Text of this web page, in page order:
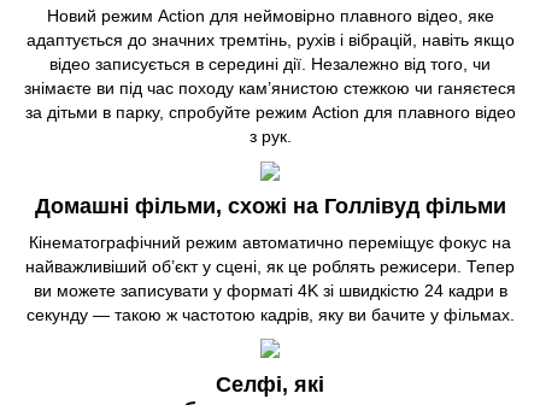
Новий режим Action для неймовірно плавного відео, яке
адаптується до значних тремтінь, рухів і вібрацій, навіть якщо
відео записується в середині дії. Незалежно від того, чи
знімаєте ви під час походу кам’янистою стежкою чи ганяєтеся
за дітьми в парку, спробуйте режим Action для плавного відео
з рук.
Домашні фільми, схожі на Голлівуд фільми
Кінематографічний режим автоматично переміщує фокус на
найважливіший об’єкт у сцені, як це роблять режисери. Тепер
ви можете записувати у форматі 4K зі швидкістю 24 кадри в
секунду — такою ж частотою кадрів, яку ви бачите у фільмах.
Селфі, які